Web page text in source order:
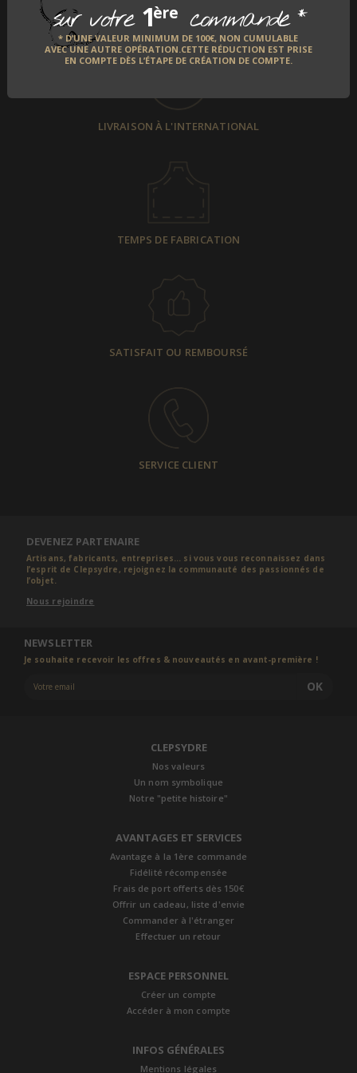
sur votre 1ère commande*
* D’UNE VALEUR MINIMUM DE 100€, NON CUMULABLE
AVEC UNE AUTRE OPÉRATION.CETTE RÉDUCTION EST PRISE
EN COMPTE DÈS L’ÉTAPE DE CRÉATION DE COMPTE.
PAIEMENT SÉCURISÉ
LIVRAISON À L'INTERNATIONAL
TEMPS DE FABRICATION
SATISFAIT OU REMBOURSÉ
SERVICE CLIENT
DEVENEZ PARTENAIRE
Artisans, fabricants, entreprises... si vous vous reconnaissez dans
l’esprit de Clepsydre, rejoignez la communauté des passionnés de
l’objet.
Nous rejoindre
NEWSLETTER
Je souhaite recevoir les offres & nouveautés en avant-première !
OK
CLEPSYDRE
Nos valeurs
Un nom symbolique
Notre "petite histoire"
AVANTAGES ET SERVICES
Avantage à la 1ère commande
Fidélité récompensée
Frais de port offerts dès 150€
Offrir un cadeau, liste d'envie
Commander à l'étranger
Effectuer un retour
ESPACE PERSONNEL
Créer un compte
Accéder à mon compte
INFOS GÉNÉRALES
Mentions légales